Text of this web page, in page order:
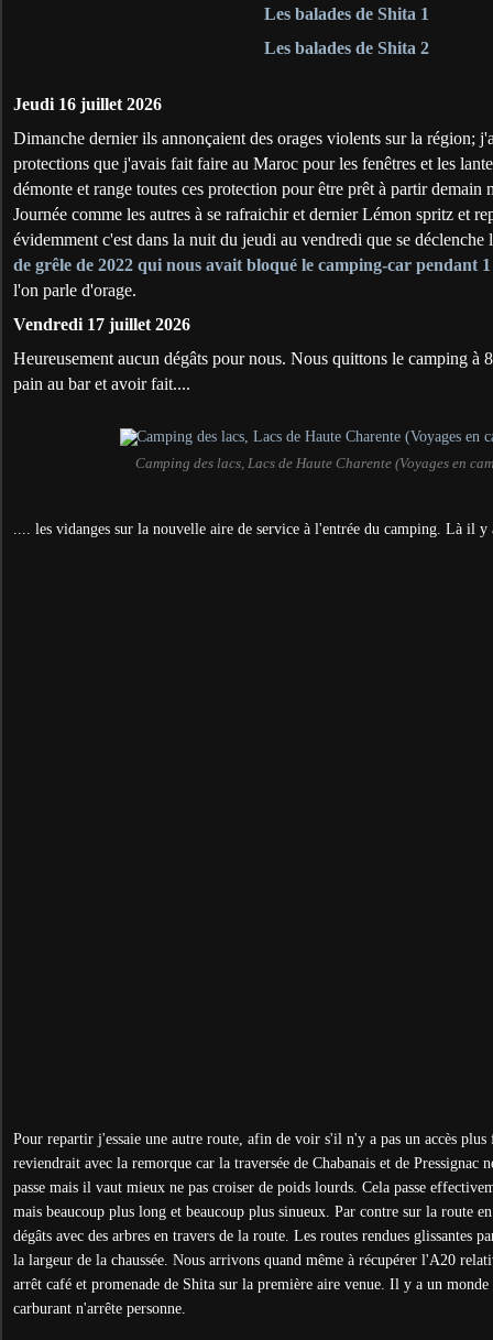
Les balades de Shita 1
Les balades de Shita 2
Jeudi 16 juillet 2026
Dimanche dernier ils annonçaient des orages violents sur la région;
protections que j'avais fait faire au Maroc pour les fenêtres et les
démonte et range toutes ces protection pour être prêt à partir demain
Journée comme les autres à se rafraichir et dernier Lémon spritz et
évidemment c'est dans la nuit du jeudi au vendredi que se
de grêle de 2022 qui nous avait bloqué le camping-car pendant
l'on parle d'orage.
Vendredi 17 juillet 2026
Heureusement aucun dégâts pour nous. Nous quittons le camping à
pain au bar et avoir fait....
Camping des lacs, Lacs de Haute Charente (Voyages en
.... les vidanges sur la nouvelle aire de service à l'entrée du camping. Là il y
Pour repartir j'essaie une autre route, afin de voir s'il n'y a pas un accès plus
reviendrait avec la remorque car la traversée de Chabanais et de Pressignac
passe mais il vaut mieux ne pas croiser de poids lourds. Cela passe
mais beaucoup plus long et beaucoup plus sinueux. Par contre sur la route
dégâts avec des arbres en travers de la route. Les routes rendues glissantes
la largeur de la chaussée. Nous arrivons quand même à récupérer l'A20
arrêt café et promenade de Shita sur la première aire venue. Il y a un
carburant n'arrête personne.